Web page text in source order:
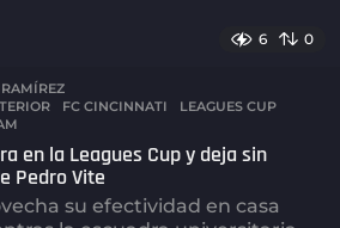
6 0
,FC CINCINNATI ,LEAGUES CUP
en la Leagues Cup y deja sin
Pedro Vite
su efectividad en casa